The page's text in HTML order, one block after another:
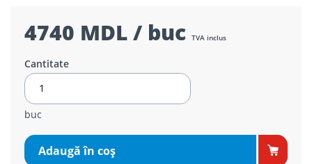
4740 MDL / buc TVA inclus
Cantitate
buc
Adaugă în coş